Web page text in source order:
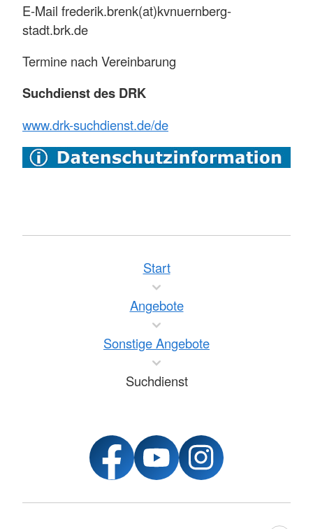
E-Mail frederik.brenk(at)kvnuernberg-
stadt.brk.de
Termine nach Vereinbarung
Suchdienst des DRK
www.drk-suchdienst.de/de
Start
Angebote
Sonstige Angebote
Suchdienst